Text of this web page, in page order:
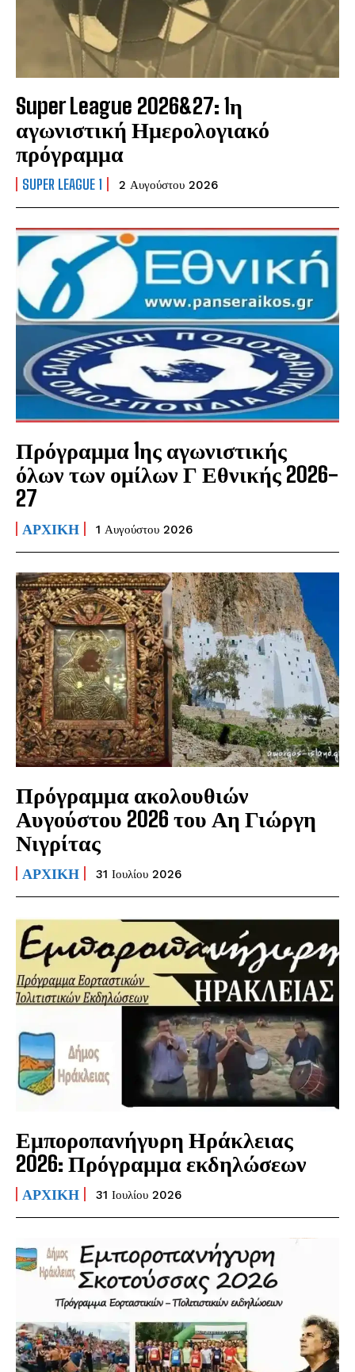
Super League 2026&27: 1η
αγωνιστική Ημερολογιακό
πρόγραμμα
SUPER LEAGUE 1 2 Αυγούστου 2026
Πρόγραμμα 1ης αγωνιστικής
όλων των ομίλων Γ Εθνικής 2026-
27
ΑΡΧΙΚΗ 1 Αυγούστου 2026
Πρόγραμμα ακολουθιών
Αυγούστου 2026 του Αη Γιώργη
Νιγρίτας
ΑΡΧΙΚΗ 31 Ιουλίου 2026
Εμποροπανήγυρη Ηράκλειας
2026: Πρόγραμμα εκδηλώσεων
ΑΡΧΙΚΗ 31 Ιουλίου 2026